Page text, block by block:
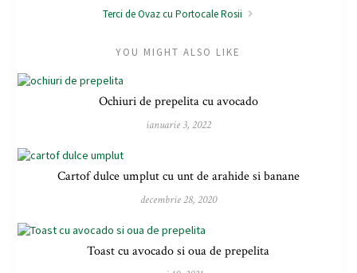
Terci de Ovaz cu Portocale Rosii
YOU MIGHT ALSO LIKE
Ochiuri de prepelita cu avocado
ianuarie 3, 2022
Cartof dulce umplut cu unt de arahide si banane
decembrie 28, 2020
Toast cu avocado si oua de prepelita